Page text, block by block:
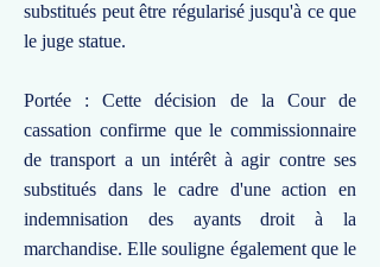
substitués peut être régularisé jusqu'à ce que
le juge statue.
Portée : Cette décision de la Cour de
cassation confirme que le commissionnaire
de transport a un intérêt à agir contre ses
substitués dans le cadre d'une action en
indemnisation des ayants droit à la
marchandise. Elle souligne également que le